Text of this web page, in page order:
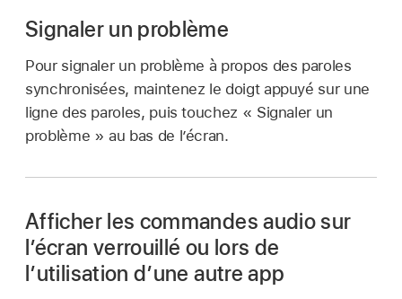
Signaler un problème
Pour signaler un problème à propos des paroles
synchronisées, maintenez le doigt appuyé sur une
ligne des paroles, puis touchez « Signaler un
problème » au bas de l’écran.
Afficher les commandes audio sur
l’écran verrouillé ou lors de
l’utilisation d’une autre app